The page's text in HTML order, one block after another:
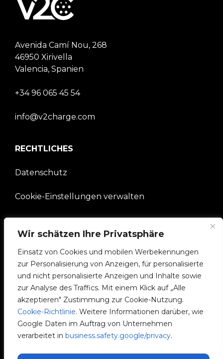
Wir schätzen Ihre Privatsphäre
Einsatz von Cookies und mobilen Werbekennungen
zur Personalisierung von Anzeigen, für personalisierte
und nicht personalisierte Anzeigen und Inhalte sowie
zur Analyse des Traffics. Mit einem Klick auf „Alle
akzeptieren" Zustimmung zur Cookie-Nutzung.
Cookie-Richtlinie. Weitere Informationen darüber, wie
Google Daten im Auftrag von Unternehmen
verarbeitet in business.safety.google/privacy.
Avenida Camí Nou, 268
46950 Xirivella
Valencia, Spanien
+34 96 065 45 54
info@v2charge.com
RECHTLICHES
Datenschutz
Cookie-Einstellungen verwalten
UNTERNEHMEN
V2C-Gemeinschaft
e-Chargers
V2C Cloud
V2C Payments